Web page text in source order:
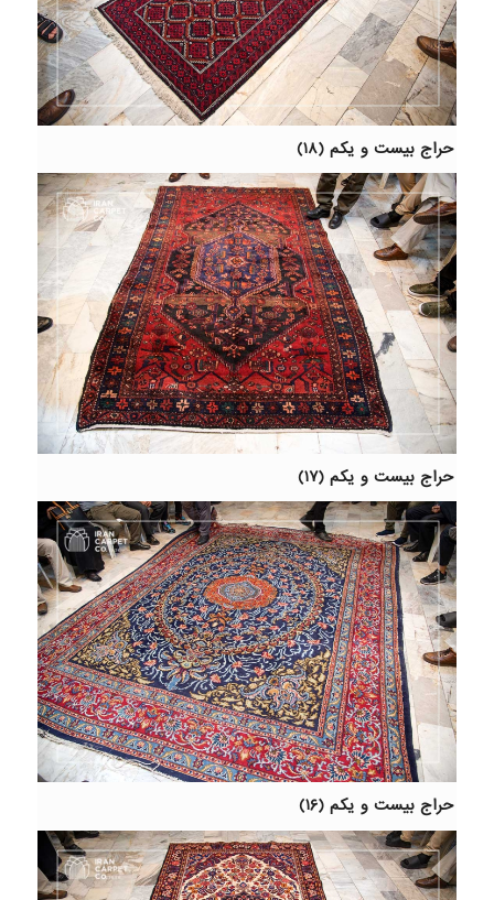
حراج بیست و یکم (۱۸)
حراج بیست و یکم (۱۷)
حراج بیست و یکم (۱۶)